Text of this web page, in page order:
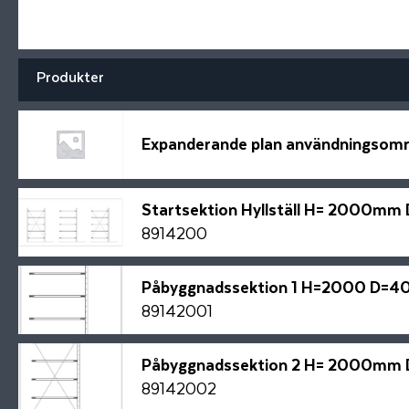
Produkter
Expanderande plan
Startsektion Hyllställ H= 2000mm
8914200
Påbyggnadssektion 1 H=2000
89142001
Påbyggnadssektion 2 H= 2000mm
89142002